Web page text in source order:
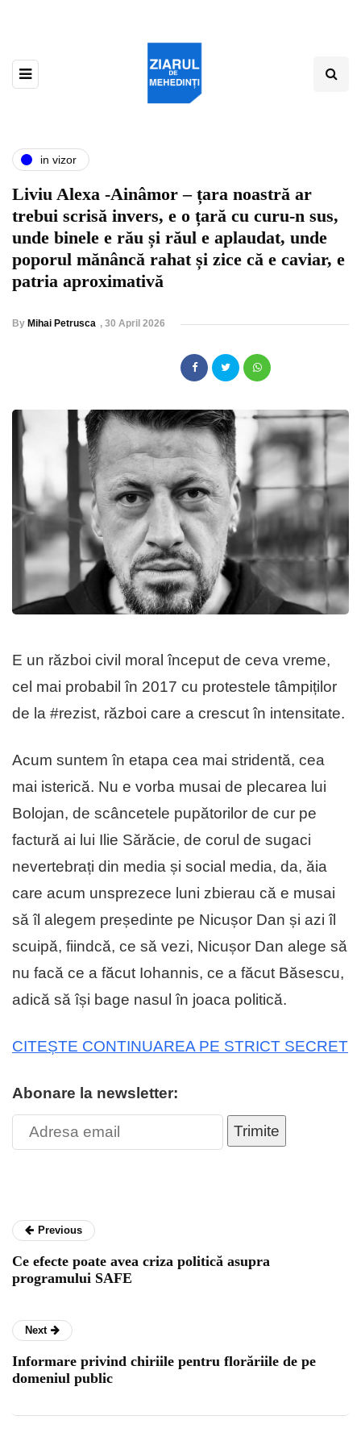
in vizor
Liviu Alexa -Ainâmor – țara noastră ar
trebui scrisă invers, e o țară cu curu-n sus,
unde binele e rău și răul e aplaudat, unde
poporul mănâncă rahat și zice că e caviar, e
patria aproximativă
By Mihai Petrusca , 30 April 2026
E un război civil moral început de ceva vreme,
cel mai probabil în 2017 cu protestele tâmpiților
de la #rezist, război care a crescut în intensitate.
Acum suntem în etapa cea mai stridentă, cea
mai isterică. Nu e vorba musai de plecarea lui
Bolojan, de scâncetele pupătorilor de cur pe
factură ai lui Ilie Sărăcie, de corul de sugaci
nevertebrați din media și social media, da, ăia
care acum unsprezece luni zbierau că e musai
să îl alegem președinte pe Nicușor Dan și azi îl
scuipă, fiindcă, ce să vezi, Nicușor Dan alege să
nu facă ce a făcut Iohannis, ce a făcut Băsescu,
adică să își bage nasul în joaca politică.
CITEȘTE CONTINUAREA PE STRICT SECRET
Abonare la newsletter:
Trimite
Previous
Ce efecte poate avea criza politică asupra
programului SAFE
Next
Informare privind chiriile pentru florăriile de pe
domeniul public